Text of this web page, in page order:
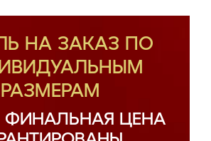
НА ЗАКАЗ ПО
РАЗМЕРАМ
ФИНАЛЬНАЯ ЦЕНА